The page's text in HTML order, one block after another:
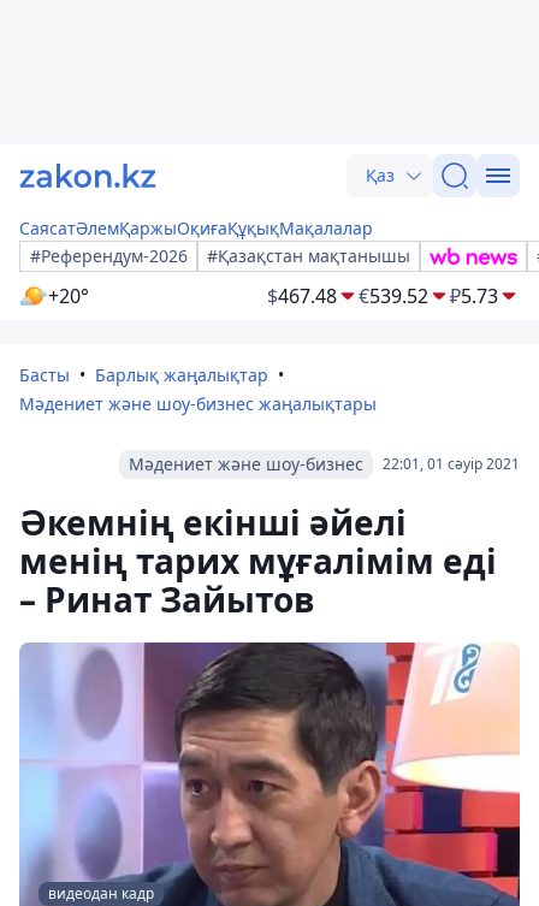
Қаз
СаясатӘлемҚаржыОқиғаҚұқықМақалалар
#Референдум-2026
#Қазақстан мақтанышы
+20° $467.48 €539.52 ₽5.73
Басты
Барлық жаңалықтар
Мәдениет және шоу-бизнес жаңалықтары
22:01, 01 сәуір 2021
Мәдениет және шоу-бизнес
Әкемнің екінші әйелі
менің тарих мұғалімім еді
– Ринат Зайытов
видеодан кадр